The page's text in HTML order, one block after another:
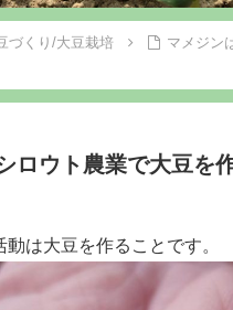
づくり/大豆栽培
マメジン
ロウト農業で大豆を
は大豆を作ることです。